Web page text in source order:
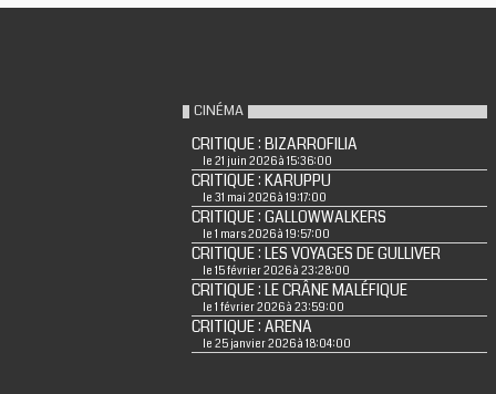
CINÉMA
CRITIQUE : BIZARROFILIA
le 21 juin 2026 à 15:36:00
CRITIQUE : KARUPPU
le 31 mai 2026 à 19:17:00
CRITIQUE : GALLOWWALKERS
le 1 mars 2026 à 19:57:00
CRITIQUE : LES VOYAGES DE GULLIVER
le 15 février 2026 à 23:28:00
CRITIQUE : LE CRÂNE MALÉFIQUE
le 1 février 2026 à 23:59:00
CRITIQUE : ARENA
le 25 janvier 2026 à 18:04:00